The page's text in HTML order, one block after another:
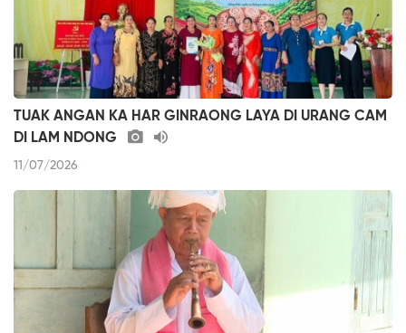
TUAK ANGAN KA HAR GINRAONG LAYA DI URANG CAM
DI LAM NDONG
11/07/2026